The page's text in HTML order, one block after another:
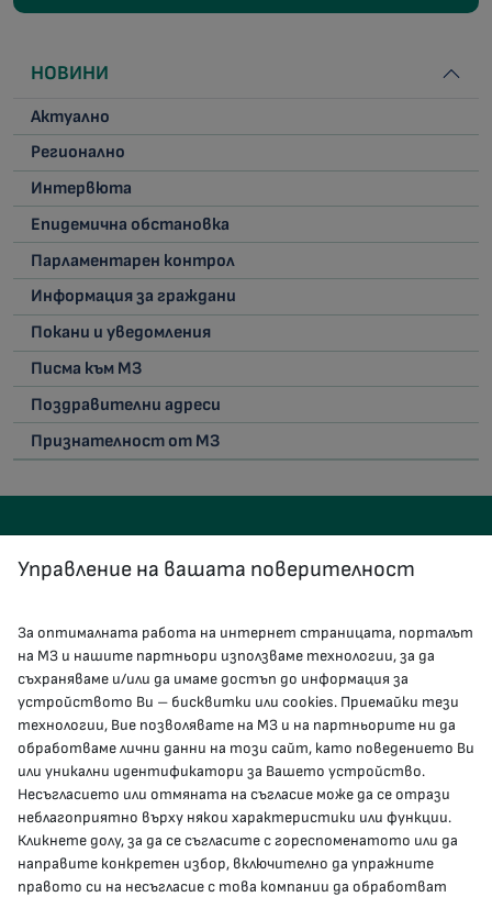
НОВИНИ
Актуално
Регионално
Интервюта
Епидемична обстановка
Парламентарен контрол
Информация за граждани
Покани и уведомления
Писма към МЗ
Поздравителни адреси
Признателност от МЗ
КОНТАКТИ
гр.София, 1000, пл. „Света Неделя“ №5
delovodstvo@mh.government.bg
presscenter@mh.government.bg
МЗ В СОЦИАЛНИТЕ МРЕЖИ
Управление на вашата поверителност
За оптималната работа на интернет страницата, порталът
на МЗ и нашите партньори използваме технологии, за да
съхраняваме и/или да имаме достъп до информация за
устройството Ви – бисквитки или cookies. Приемайки тези
технологии, Вие позволявате на МЗ и на партньорите ни да
обработваме лични данни на този сайт, като поведението Ви
или уникални идентификатори за Вашето устройство.
Несъгласието или отмяната на съгласие може да се отрази
неблагоприятно върху някои характеристики или функции.
Кликнете долу, за да се съгласите с гореспоменатото или да
направите конкретен избор, включително да упражните
правото си на несъгласие с това компании да обработват